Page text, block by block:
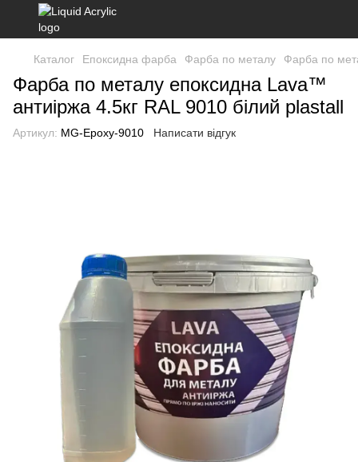
Каталог Епоксидна фарба Фарба по металу Фарба по
Фарба по металу епоксидна Lava™
антиіржа 4.5кг RAL 9010 білий plastall
Артикул: MG-Epoxy-9010 Написати відгук